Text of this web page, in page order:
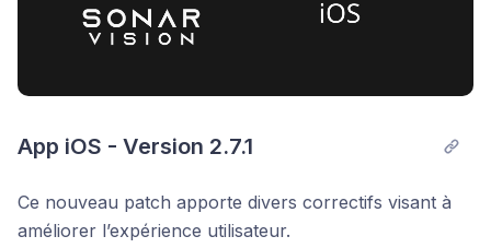
App iOS - Version 2.7.1
Ce nouveau patch apporte divers correctifs visant à
améliorer l’expérience utilisateur.